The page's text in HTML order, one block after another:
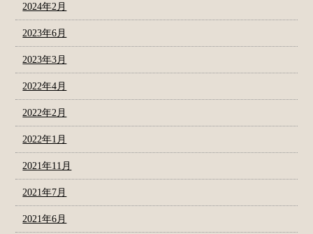
2024年2月
2023年6月
2023年3月
2022年4月
2022年2月
2022年1月
2021年11月
2021年7月
2021年6月